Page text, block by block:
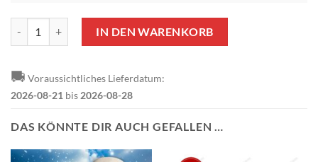
IN DEN WARENKORB
🚚 Voraussichtliches Lieferdatum:
2026-08-21 bis 2026-08-28
DAS KÖNNTE DIR AUCH GEFALLEN …